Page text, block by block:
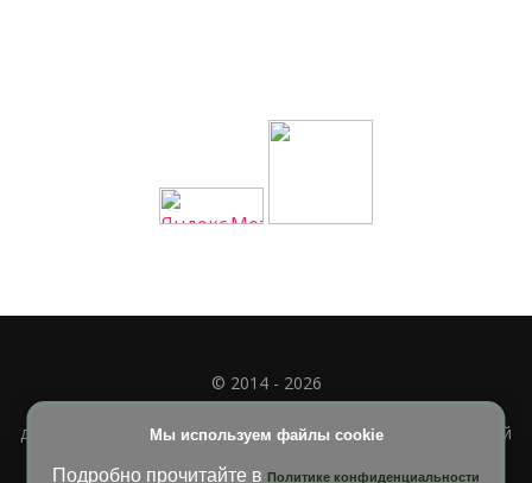
Мы используем файлы cookie
Подробно прочитайте в Политике конфиденциальности
© 2014 - 2026
Полное или частичное использование материала
допускается только при наличии активной и индексируемой